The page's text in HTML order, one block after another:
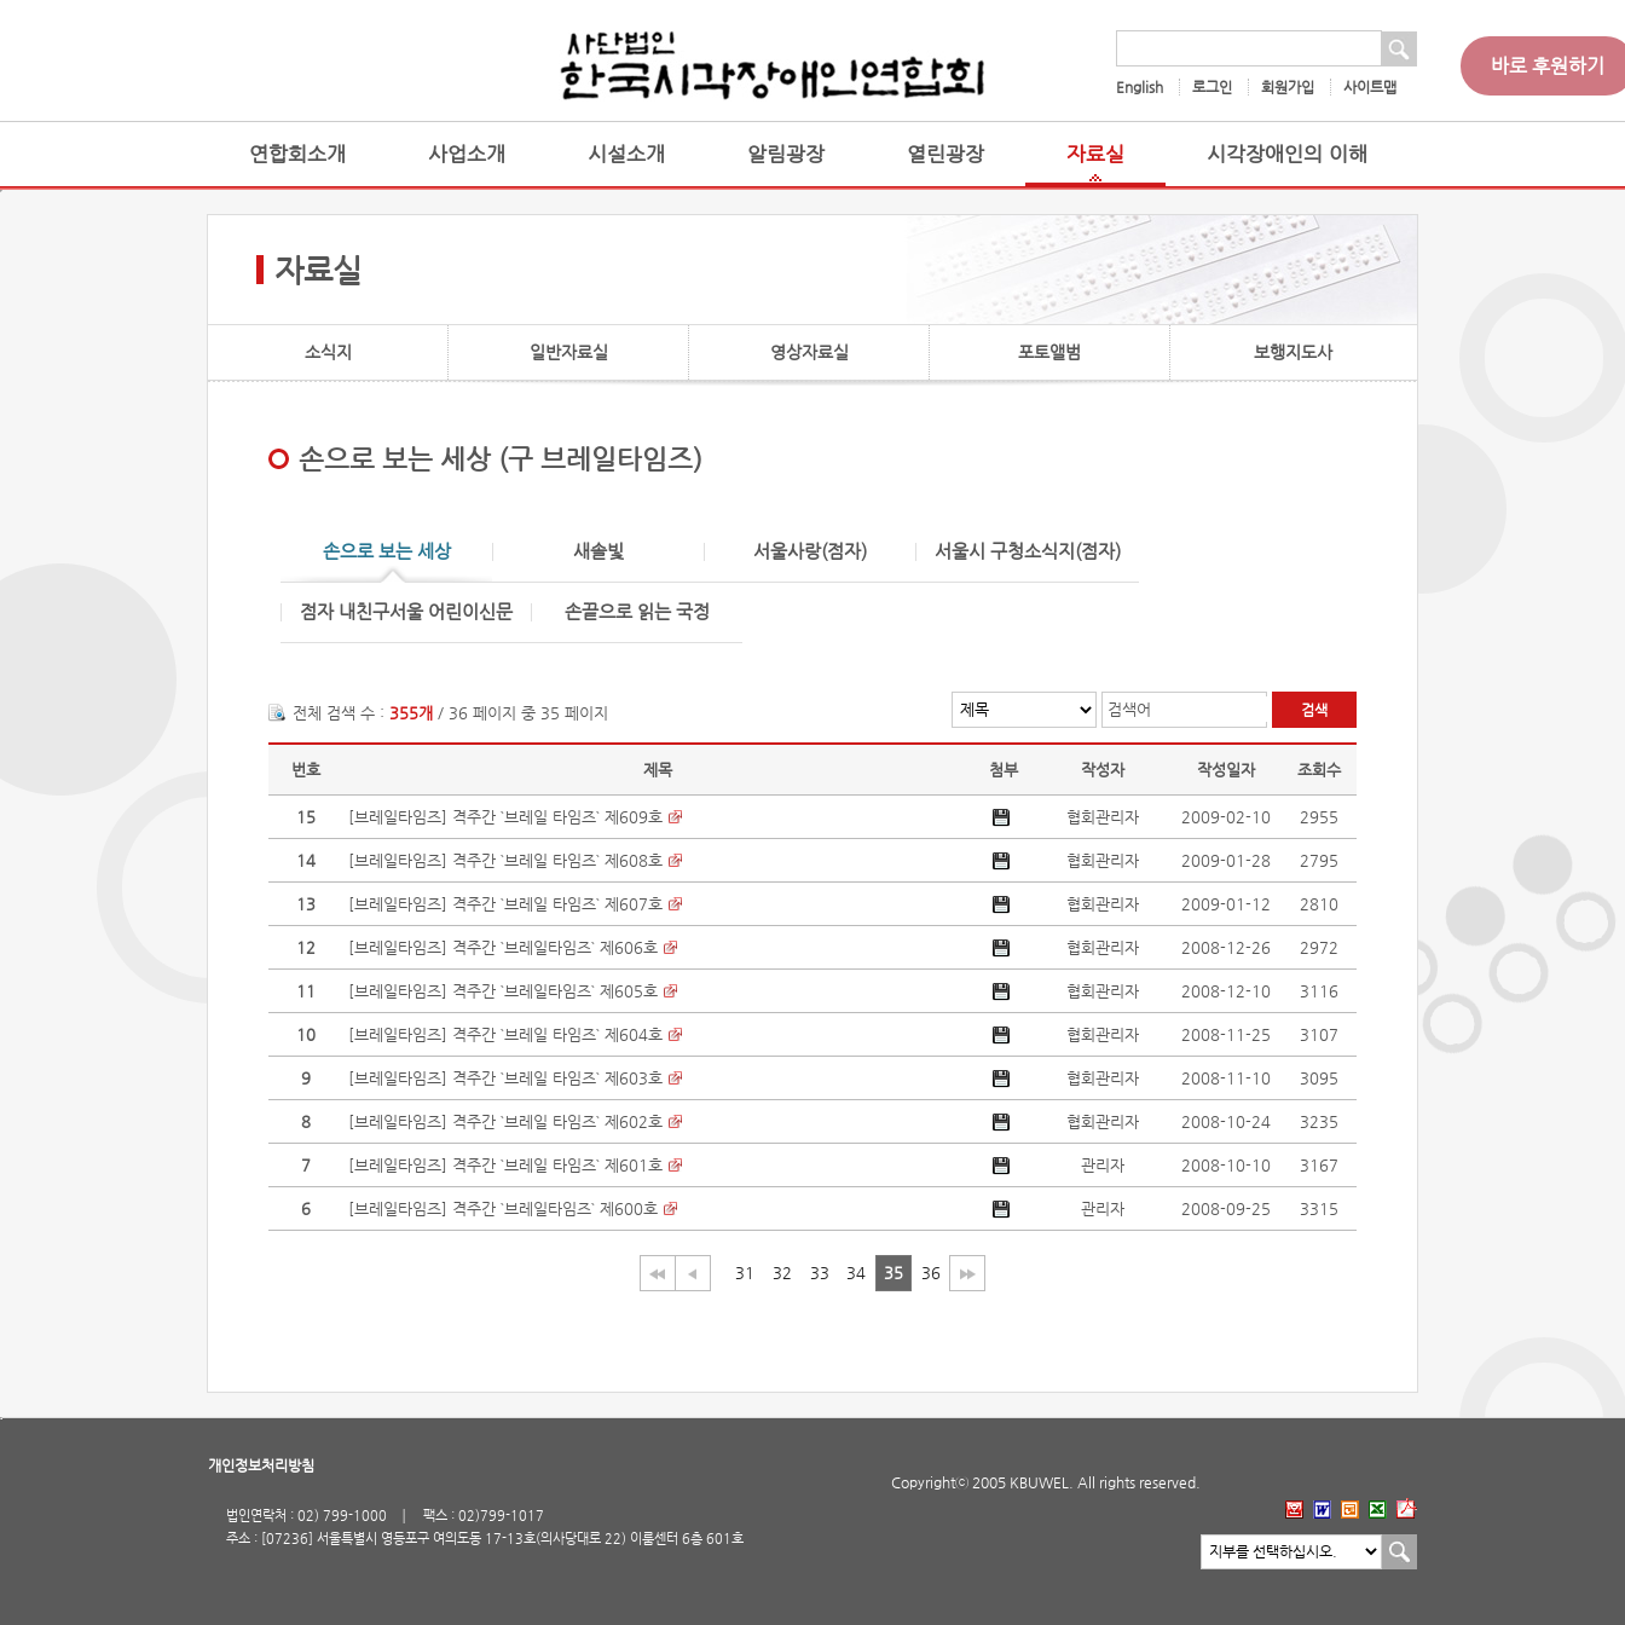
English 로그인 회원가입 사이트맵
바로 후원하기
연합회소개 사업소개 시설소개 알림광장 열린광장 자료실 시각장애인의 이해
자료실
소식지 일반자료실 영상자료실 포토앨범 보행지도사
손으로 보는 세상 (구 브레일타임즈)
손으로 보는 세상 새솔빛 서울사랑(점자) 서울시 구청소식지(점자)
점자 내친구서울 어린이신문 손끝으로 읽는 국정
검색어
전체 검색 수 : 355개 / 36 페이지 중 35 페이지
번호 제목 첨부 작성자 작성일자 조회수
15 [브레일타임즈] 격주간 `브레일 타임즈` 제609호 협회관리자 2009-02-10 2955
14 [브레일타임즈] 격주간 `브레일 타임즈` 제608호 협회관리자 2009-01-28 2795
13 [브레일타임즈] 격주간 `브레일 타임즈` 제607호 협회관리자 2009-01-12 2810
12 [브레일타임즈] 격주간 `브레일타임즈` 제606호 협회관리자 2008-12-26 2972
11 [브레일타임즈] 격주간 `브레일타임즈` 제605호 협회관리자 2008-12-10 3116
10 [브레일타임즈] 격주간 `브레일 타임즈` 제604호 협회관리자 2008-11-25 3107
9 [브레일타임즈] 격주간 `브레일 타임즈` 제603호 협회관리자 2008-11-10 3095
8 [브레일타임즈] 격주간 `브레일 타임즈` 제602호 협회관리자 2008-10-24 3235
7 [브레일타임즈] 격주간 `브레일 타임즈` 제601호 관리자 2008-10-10 3167
6 [브레일타임즈] 격주간 `브레일타임즈` 제600호 관리자 2008-09-25 3315
31 32 33 34 35 36
개인정보처리방침
법인연락처 : 02) 799-1000
팩스 : 02)799-1017
주소 : [07236] 서울특별시 영등포구 여의도동 17-13호(의사당대로 22) 이룸센터 6층 601호
Copyrightⓒ 2005 KBUWEL. All rights reserved.